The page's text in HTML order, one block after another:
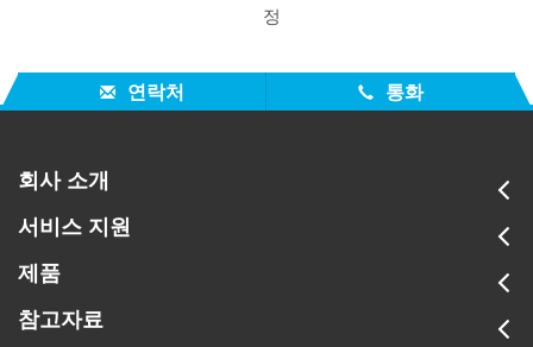
정
연락처 통화
회사 소개
서비스 지원
제품
참고자료